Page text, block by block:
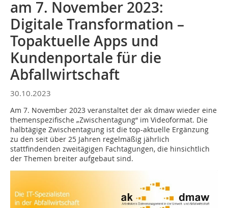
am 7. November 2023:
Digitale Transformation –
Topaktuelle Apps und
Kundenportale für die
Abfallwirtschaft
30.10.2023
Am 7. November 2023 veranstaltet der ak dmaw wieder eine
themenspezifische „Zwischentagung“ im Videoformat. Die
halbtägige Zwischentagung ist die top-aktuelle Ergänzung
zu den seit über 25 Jahren regelmäßig jährlich
stattfindenden zweitägigen Fachtagungen, die hinsichtlich
der Themen breiter aufgebaut sind.